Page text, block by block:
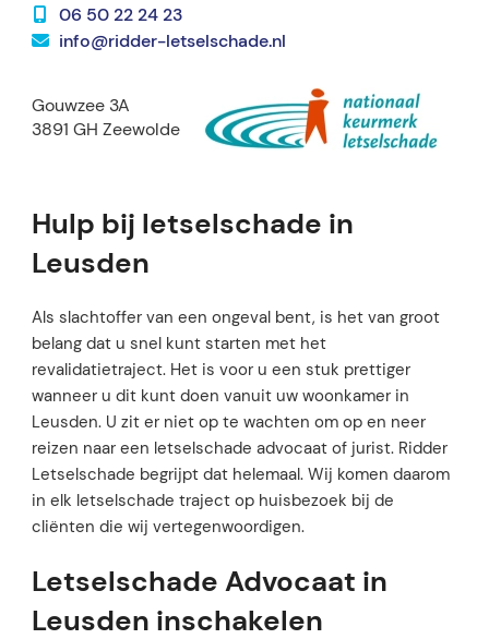
06 50 22 24 23
info@ridder-letselschade.nl
Gouwzee 3A
3891 GH Zeewolde
Hulp bij letselschade in
Leusden
Als slachtoffer van een ongeval bent, is het van groot
belang dat u snel kunt starten met het
revalidatietraject. Het is voor u een stuk prettiger
wanneer u dit kunt doen vanuit uw woonkamer in
Leusden. U zit er niet op te wachten om op en neer
reizen naar een letselschade advocaat of jurist. Ridder
Letselschade begrijpt dat helemaal. Wij komen daarom
in elk letselschade traject op huisbezoek bij de
cliënten die wij vertegenwoordigen.
Letselschade Advocaat in
Leusden inschakelen